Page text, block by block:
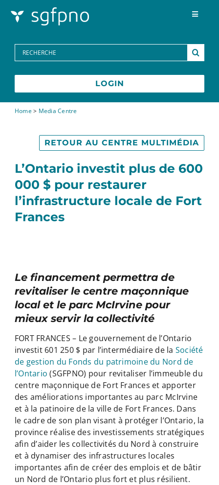
Toggle
FAQs
Contactez-nous
English
Search
for:
LOGIN
Home> Media Centre
L’Ontario investit plus de 600
000 $ pour restaurer
l’infrastructure locale de Fort
Frances
RETOUR AU CENTRE MULTIMÉDIA
Le financement permettra de
revitaliser le centre maçonnique
local et le parc McIrvine pour
mieux servir la collectivité
FORT FRANCES – Le gouvernement de l’Ontario
investit 601 250 $ par l’intermédiaire de la Société
de gestion du Fonds du patrimoine du Nord de
l’Ontario (SGFPNO) pour revitaliser l’immeuble du
centre maçonnique de Fort Frances et apporter
des améliorations importantes au parc McIrvine
et à la patinoire de la ville de Fort Frances. Dans
le cadre de son plan visant à protéger l’Ontario, la
province réalise des investissements stratégiques
afin d’aider les collectivités du Nord à construire
et à dynamiser des infrastructures locales
importantes afin de créer des emplois et de bâtir
un Nord de l’Ontario plus fort et plus résilient.